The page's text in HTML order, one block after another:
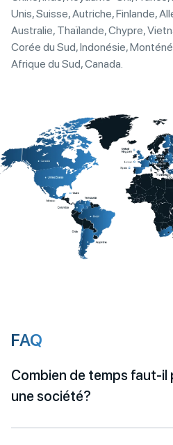
Unis, Suisse, Autriche, Finlande,
Australie, Thaïlande, Chypre,
Corée du Sud, Indonésie,
Afrique du Sud, Canada.
FAQ
Combien de temps faut-il
une société?